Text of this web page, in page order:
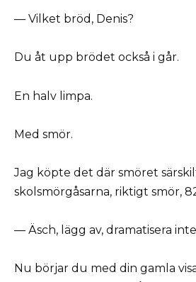
— Vilket bröd, Denis?
Du åt upp brödet också i går.
En halv limpa.
Med smör.
Jag köpte det där smöret
skolsmörgåsarna, riktigt smör,
— Äsch, lägg av, dramatisera
Nu börjar du med din gamla